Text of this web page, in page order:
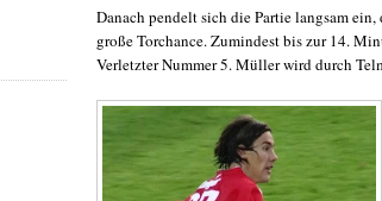
Danach pendelt sich die Partie langsam
große Torchance. Zumindest bis zur 14.
Verletzter Nummer 5. Müller wird durch